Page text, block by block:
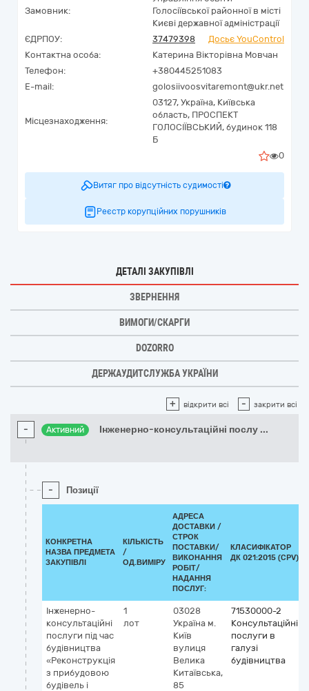
Замовник:
Голосіївської районної в місті
Києві державної адміністрації
ЄДРПОУ:
37479398
Досьє YouControl
Контактна особа:
Катерина Вікторівна Мовчан
Телефон:
+380445251083
E-mail:
golosiivoosvitaremont@ukr.net
Місцезнаходження:
03127, Україна, Київська
область, ПРОСПЕКТ
ГОЛОСІЇВСЬКИЙ, будинок 118
Б
0
Витяг про відсутність судимості
Реєстр корупційних порушників
ДЕТАЛІ ЗАКУПІВЛІ
ЗВЕРНЕННЯ
ВИМОГИ/СКАРГИ
DOZORRO
ДЕРЖАУДИТСЛУЖБА УКРАЇНИ
+ відкрити всі - закрити всі
- Активний Інженерно-консультаційні послу ...
- Позиції
КОНКРЕТНА
НАЗВА ПРЕДМЕТА
ЗАКУПІВЛІ
КІЛЬКІСТЬ
/
ОД.ВИМІРУ
АДРЕСА
ДОСТАВКИ /
СТРОК
ПОСТАВКИ/
ВИКОНАННЯ
РОБІТ/
НАДАННЯ
ПОСЛУГ:
КЛАСИФІКАТОР
ДК 021:2015 (CPV)
Інженерно-
консультаційні
послуги під час
будівництва
«Реконструкція
з прибудовою
будівель і
1
лот
03028
Україна м.
Київ
вулиця
Велика
Китаївська,
85
71530000-2
Консультаційні
послуги в
галузі
будівництва